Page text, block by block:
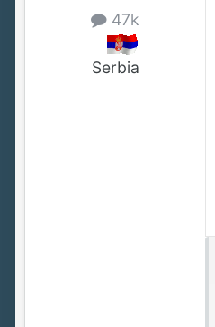
47k
Serbia